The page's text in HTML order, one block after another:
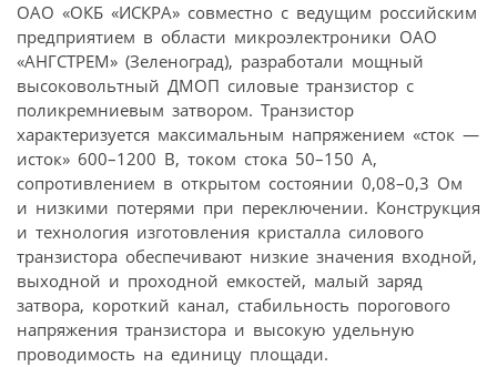
ОАО «ОКБ «ИСКРА» совместно с ведущим российским
предприятием в области микроэлектроники ОАО
«АНГСТРЕМ» (Зеленоград), разработали мощный
высоковольтный ДМОП силовые транзистор с
поликремниевым затвором. Транзистор
характеризуется максимальным напряжением «сток —
исток» 600–1200 В, током стока 50–150 А,
сопротивлением в открытом состоянии 0,08–0,3 Ом
и низкими потерями при переключении. Конструкция
и технология изготовления кристалла силового
транзистора обеспечивают низкие значения входной,
выходной и проходной емкостей, малый заряд
затвора, короткий канал, стабильность порогового
напряжения транзистора и высокую удельную
проводимость на единицу площади.